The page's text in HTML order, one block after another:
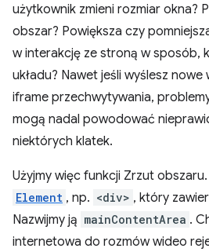
użytkownik zmieni rozmiar okna?
obszar? Powiększa czy
w interakcję ze stroną w sposób,
układu? Nawet jeśli wyślesz
iframe przechwytywania,
mogą nadal powodować
niektórych klatek.
Użyjmy więc funkcji Zrzut
Element , np. <div> , który
Nazwijmy ją mainContentArea .
internetowa do rozmów wideo